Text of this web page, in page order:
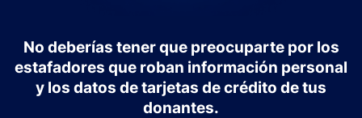
No deberías tener que preocuparte por los
estafadores que roban información personal
y los datos de tarjetas de crédito de tus
donantes.